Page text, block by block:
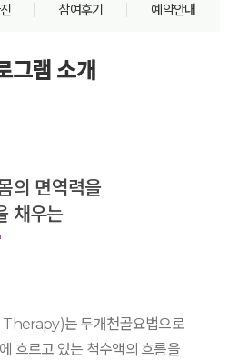
참여후기 예약안내
그램 소개
의 면역력을
채우는
는 두개천골요법으로
흐르고 있는 척수액의 흐름을